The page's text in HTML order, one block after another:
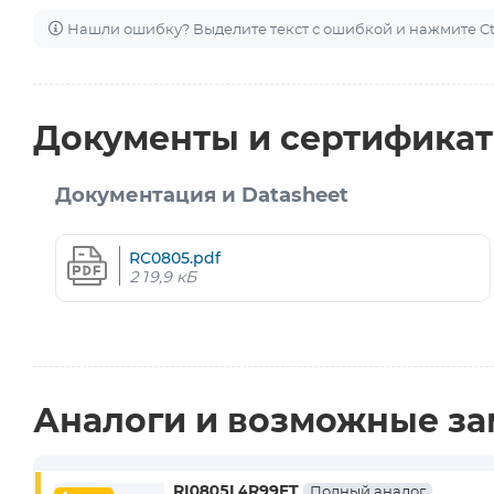
Нашли ошибку? Выделите текст с ошибкой и нажмите
Документы и
Документация и Datasheet
RC0805.pdf
219,9 кБ
Аналоги и возможные